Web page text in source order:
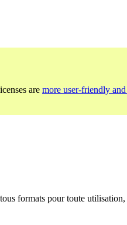
are more user-friendly
formats pour toute